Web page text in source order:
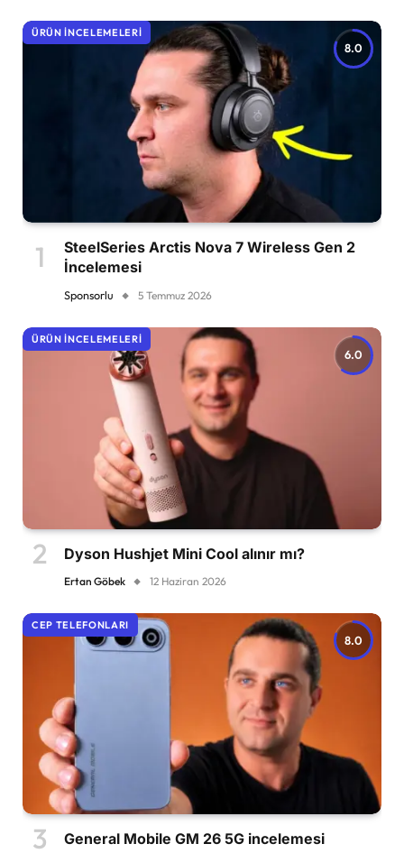
8.0
ÜRÜN İNCELEMELERI
SteelSeries Arctis Nova 7 Wireless Gen 2
İncelemesi
Sponsorlu 5 Temmuz 2026
6.0
ÜRÜN İNCELEMELERI
Dyson Hushjet Mini Cool alınır mı?
Ertan Göbek 12 Haziran 2026
8.0
CEP TELEFONLARI
General Mobile GM 26 5G incelemesi